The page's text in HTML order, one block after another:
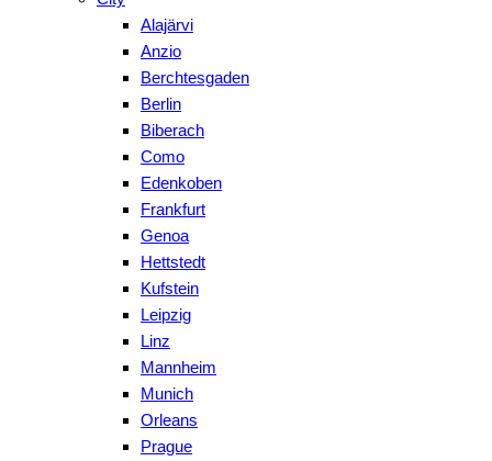
Alajärvi
Anzio
Berchtesgaden
Berlin
Biberach
Como
Edenkoben
Frankfurt
Genoa
Hettstedt
Kufstein
Leipzig
Linz
Mannheim
Munich
Orleans
Prague